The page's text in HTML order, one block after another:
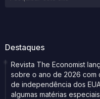
Destaques
Revista The Economist
sobre o ano de 2026 com
de independência dos
algumas matérias